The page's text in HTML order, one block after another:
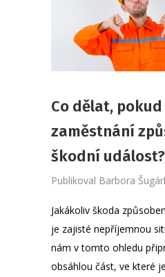
Co dělat, pokud
zaměstnání
škodní událost?
Publikoval Barbora
Jakákoliv škoda
je zajisté nepříjemnou
nám v tomto ohledu
obsáhlou část, ve které